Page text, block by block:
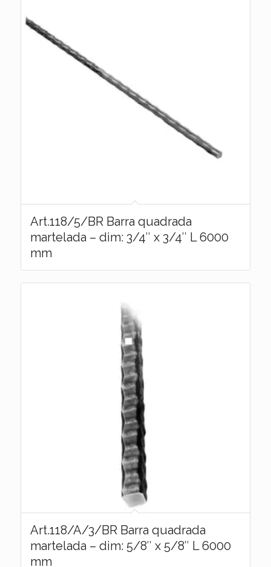
Art.118/5/BR Barra quadrada
martelada – dim: 3/4″ x 3/4″ L 6000
mm
Art.118/A/3/BR Barra quadrada
martelada – dim: 5/8″ x 5/8″ L 6000
mm